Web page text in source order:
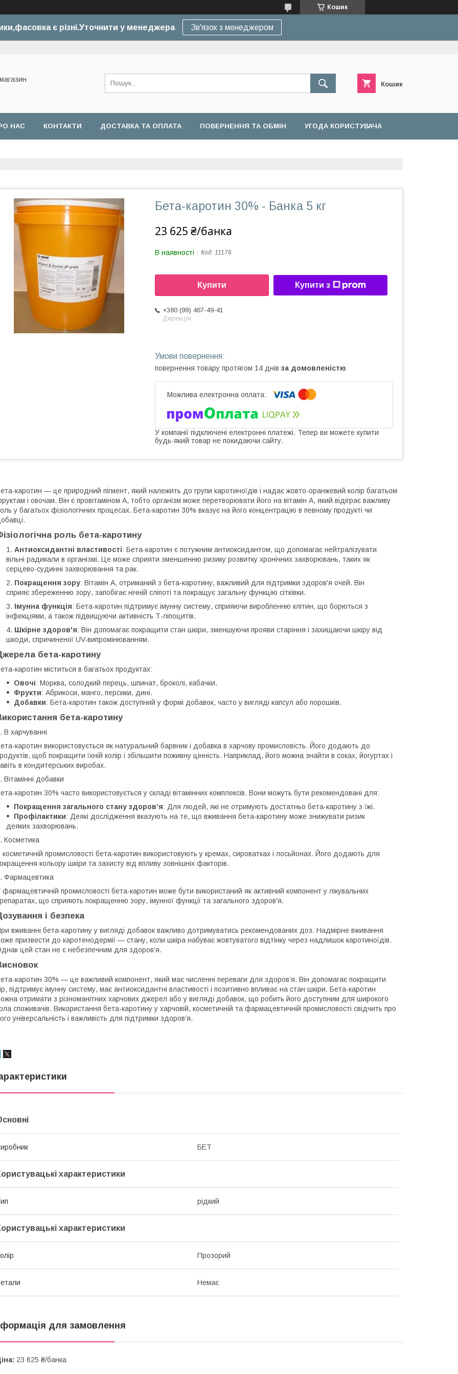
Кошик
є різні.Уточнити у менеджера Зв'язок з менеджером
Кошик
НАС КОНТАКТИ ДОСТАВКА ТА ОПЛАТА ПОВЕРНЕННЯ ТА ОБМІН УГОДА КОРИСТУВАЧА
Бета-каротин 30% - Банка 5 кг
23 625 ₴/банка
В наявності Код: 11176
Купити Купити з
+380 (99) 467-49-41
Дирекція
повернення товару протягом 14 днів за домовленістю
У компанії підключені електронні платежі. Тепер ви можете купити
будь-який товар не покидаючи сайту.
каротин — це природний пігмент, який належить до групи каротиноїдів і надає жовто-оранжевий колір багатьом
і овочам. Він є провітаміном A, тобто організм може перетворювати його на вітамін A, який відіграє важливу
у багатьох фізіологічних процесах. Бета-каротин 30% вказує на його концентрацію в певному продукті чи
роль бета-каротину
Антиоксидантні властивості: Бета-каротин є потужним антиоксидантом, що допомагає нейтралізувати
вільні радикали в організмі. Це може сприяти зменшенню ризику розвитку хронічних захворювань, таких як
серцево-судинні захворювання та рак.
Покращення зору: Вітамін A, отриманий з бета-каротину, важливий для підтримки здоров'я очей. Він
сприяє збереженню зору, запобігає нічній сліпоті та покращує загальну функцію сітківки.
Імунна функція: Бета-каротин підтримує імунну систему, сприяючи виробленню клітин, що борються з
інфекціями, а також підвищуючи активність Т-ліпоцитів.
Шкірне здоров'я: Він допомагає покращити стан шкіри, зменшуючи прояви старіння і захищаючи шкіру від
шкоди, спричиненої UV-випромінюванням.
бета-каротину
каротин міститься в багатьох продуктах:
Овочі: Морква, солодкий перець, шпинат, броколі, кабачки.
Фрукти: Абрикоси, манго, персики, дині.
Добавки: Бета-каротин також доступний у формі добавок, часто у вигляді капсул або порошків.
бета-каротину
В харчуванні
каротин використовується як натуральний барвник і добавка в харчову промисловість. Його додають до
щоб покращити їхній колір і збільшити поживну цінність. Наприклад, його можна знайти в соках, йогуртах і
в кондитерських виробах.
Вітамінні добавки
каротин 30% часто використовується у складі вітамінних комплексів. Вони можуть бути рекомендовані для:
Покращення загального стану здоров’я: Для людей, які не отримують достатньо бета-каротину з їжі.
Профілактики: Деякі дослідження вказують на те, що вживання бета-каротину може знижувати ризик
деяких захворювань.
Косметика
косметичній промисловості бета-каротин використовують у кремах, сироватках і лосьйонах. Його додають для
кольору шкіри та захисту від впливу зовнішніх факторів.
Фармацевтика
фармацевтичній промисловості бета-каротин може бути використаний як активний компонент у лікувальних
що сприяють покращенню зору, імунної функції та загального здоров'я.
і безпека
вживанні бета-каротину у вигляді добавок важливо дотримуватись рекомендованих доз. Надмірне вживання
призвести до каротенодермії — стану, коли шкіра набуває жовтуватого відтінку через надлишок каротиноїдів.
цей стан не є небезпечним для здоров’я.
каротин 30% — це важливий компонент, який має численні переваги для здоров’я. Він допомагає покращити
підтримує імунну систему, має антиоксидантні властивості і позитивно впливає на стан шкіри. Бета-каротин
отримати з різноманітних харчових джерел або у вигляді добавок, що робить його доступним для широкого
споживачів. Використання бета-каротину у харчовій, косметичній та фармацевтичній промисловості свідчить про
універсальність і важливість для підтримки здоров’я.
БЕТ
характеристики
рідкий
характеристики
Прозорий
Немає
для замовлення
23 625 ₴/банка